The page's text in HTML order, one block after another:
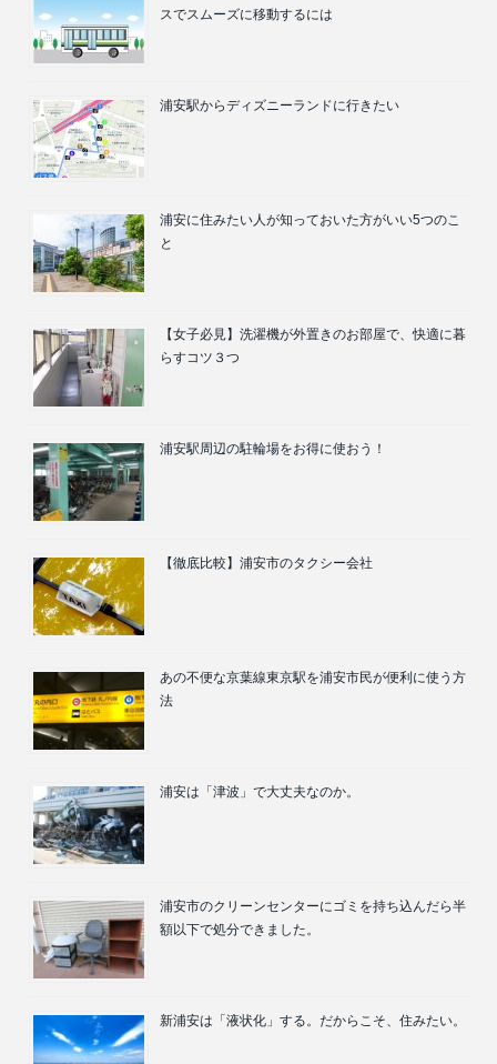
スでスムーズに移動するには
浦安駅からディズニーランドに行きたい
浦安に住みたい人が知っておいた方がいい5つのこ
と
【女子必見】洗濯機が外置きのお部屋で、快適に暮
らすコツ３つ
浦安駅周辺の駐輪場をお得に使おう！
【徹底比較】浦安市のタクシー会社
あの不便な京葉線東京駅を浦安市民が便利に使う方
法
浦安は「津波」で大丈夫なのか。
浦安市のクリーンセンターにゴミを持ち込んだら半
額以下で処分できました。
新浦安は「液状化」する。だからこそ、住みたい。